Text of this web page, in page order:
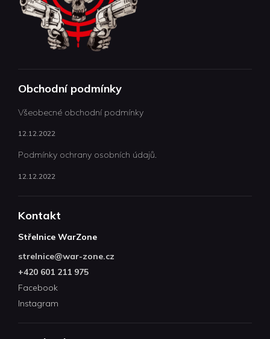
Obchodní podmínky
Všeobecné obchodní podmínky
12.12.2022
Podmínky ochrany osobních údajů.
12.12.2022
Kontakt
Střelnice WarZone
strelnice@war-zone.cz
+420 601 211 975
Facebook
Instagram